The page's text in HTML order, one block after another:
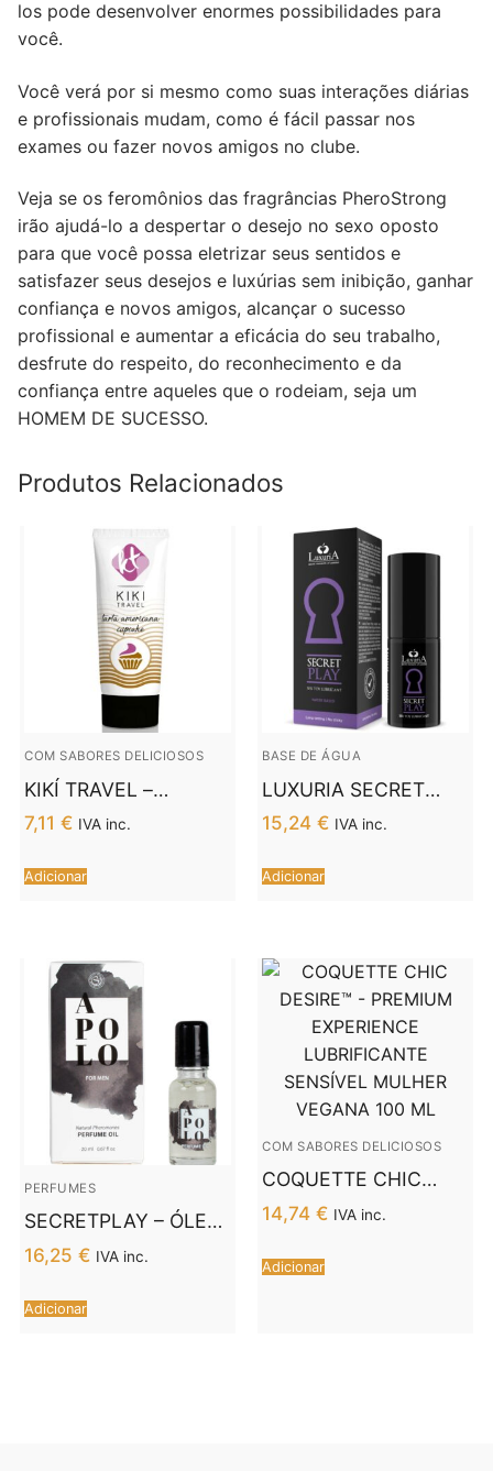
los pode desenvolver enormes possibilidades para
você.
Você verá por si mesmo como suas interações diárias
e profissionais mudam, como é fácil passar nos
exames ou fazer novos amigos no clube.
Veja se os feromônios das fragrâncias PheroStrong
irão ajudá-lo a despertar o desejo no sexo oposto
para que você possa eletrizar seus sentidos e
satisfazer seus desejos e luxúrias sem inibição, ganhar
confiança e novos amigos, alcançar o sucesso
profissional e aumentar a eficácia do seu trabalho,
desfrute do respeito, do reconhecimento e da
confiança entre aqueles que o rodeiam, seja um
HOMEM DE SUCESSO.
Produtos Relacionados
COM SABORES DELICIOSOS
KIKÍ TRAVEL –
CUPCAKE
LUBRIFICANTE 50 ML
7,11 € IVA inc.
Adicionar
BASE DE ÁGUA
LUXURIA SECRET
PLAY SEX TOYS
LUBRIFICANTE 30 ML
15,24 € IVA inc.
Adicionar
PERFUMES
SECRETPLAY – ÓLEO
DE PERFUME DE
FEROMONAS
NATURAIS APOLO 20
ML
16,25 € IVA inc.
Adicionar
COM SABORES DELICIOSOS
COQUETTE CHIC
DESIRE™ – PREMIUM
EXPERIENCE
LUBRIFICANTE
SENSÍVEL MULHER
14,74 € IVA inc.
Adicionar